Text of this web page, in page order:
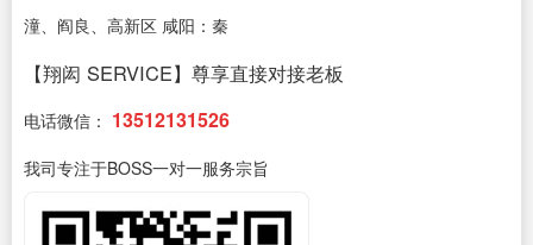
潼、阎良、高新区 咸阳：秦
【翔闳 SERVICE】尊享直接对接老板
电话微信： 13512131526
我司专注于BOSS一对一服务宗旨